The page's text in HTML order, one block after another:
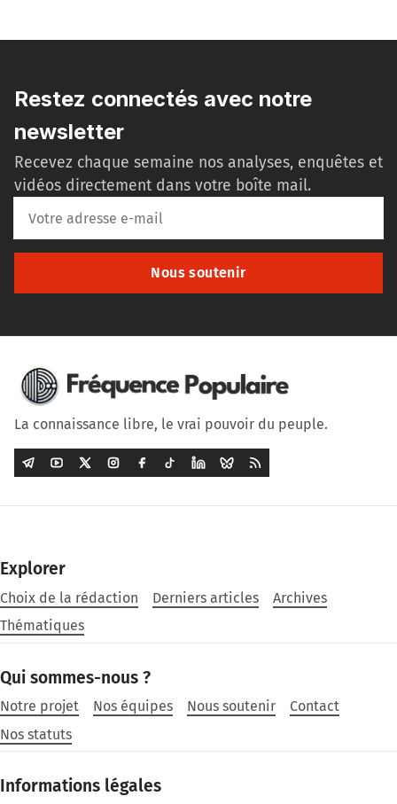
Restez connectés avec notre
newsletter
Recevez chaque semaine nos analyses, enquêtes et
vidéos directement dans votre boîte mail.
Nous soutenir
La connaissance libre, le vrai pouvoir du peuple.
Explorer
Choix de la rédaction Derniers articles
Archives
Thématiques
Qui sommes-nous ?
Notre projet Nos équipes Nous soutenir
Contact
Nos statuts
Informations légales